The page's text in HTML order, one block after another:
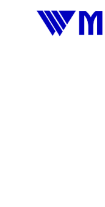
В связи с
отпускных
цены на